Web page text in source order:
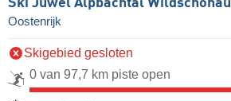
Ski Juwel Alpbachtal Wildschönau
Oostenrijk
Skigebied gesloten
0 van 97,7 km piste open